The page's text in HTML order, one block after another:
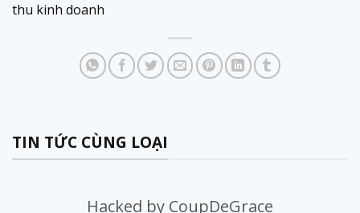
thu kinh doanh
TIN TỨC CÙNG LOẠI
Hacked by CoupDeGrace